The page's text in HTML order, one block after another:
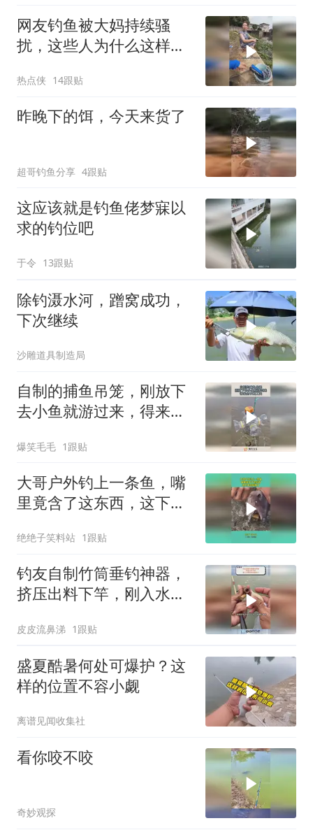
网友钓鱼被大妈持续骚
扰，这些人为什么这样
热点侠 14跟贴
昨晚下的饵，今天来货了
超哥钓鱼分享 4跟贴
这应该就是钓鱼佬梦寐以
求的钓位吧
于令 13跟贴
除钓滠水河，蹭窝成功，
下次继续
沙雕道具制造局
自制的捕鱼吊笼，刚放下
去小鱼就游过来，得来全
爆笑毛毛 1跟贴
大哥户外钓上一条鱼，嘴
里竟含了这东西，这下大
绝绝子笑料站 1跟贴
钓友自制竹筒垂钓神器，
挤压出料下竿，刚入水就
皮皮流鼻涕 1跟贴
盛夏酷暑何处可爆护？这
样的位置不容小觑
离谱见闻收集社
看你咬不咬
奇妙观探